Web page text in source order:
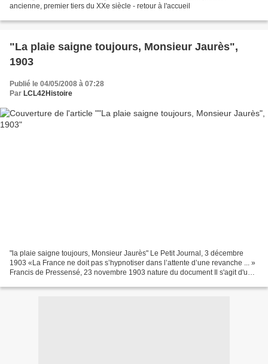
ancienne, premier tiers du XXe siècle - retour à l'accueil
"La plaie saigne toujours, Monsieur Jaurès",
1903
Publié le 04/05/2008 à 07:28
Par LCL42Histoire
"la plaie saigne toujours, Monsieur Jaurès" Le Petit Journal, 3 décembre
1903 «La France ne doit pas s’hypnotiser dans l’attente d’une revanche ... »
Francis de Pressensé, 23 novembre 1903 nature du document Il s'agit d'une